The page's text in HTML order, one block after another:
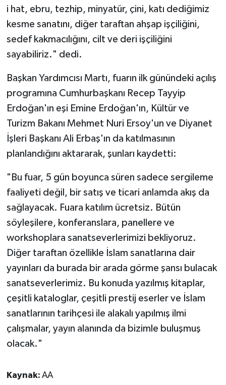
i hat, ebru, tezhip, minyatür, çini, katı dediğimiz
kesme sanatını, diğer taraftan ahşap işçiliğini,
sedef kakmacılığını, cilt ve deri işçiliğini
sayabiliriz." dedi.
Başkan Yardımcısı Martı, fuarın ilk günündeki açılış
programına Cumhurbaşkanı Recep Tayyip
Erdoğan'ın eşi Emine Erdoğan'ın, Kültür ve
Turizm Bakanı Mehmet Nuri Ersoy'un ve Diyanet
İşleri Başkanı Ali Erbaş'ın da katılmasının
planlandığını aktararak, şunları kaydetti:
"Bu fuar, 5 gün boyunca süren sadece sergileme
faaliyeti değil, bir satış ve ticari anlamda akış da
sağlayacak. Fuara katılım ücretsiz. Bütün
söyleşilere, konferanslara, panellere ve
workshoplara sanatseverlerimizi bekliyoruz.
Diğer taraftan özellikle İslam sanatlarına dair
yayınları da burada bir arada görme şansı bulacak
sanatseverlerimiz. Bu konuda yazılmış kitaplar,
çeşitli kataloglar, çeşitli prestij eserler ve İslam
sanatlarının tarihçesi ile alakalı yapılmış ilmi
çalışmalar, yayın alanında da bizimle buluşmuş
olacak."
Kaynak: AA
Malatya Müftülüğü
Manisa Müftülüğü
Mardin Müftülüğü
Mersin Müftülüğü
Muğla Müftülüğü
Muş Müftülüğü
Nevşehir Müftülüğü
Niğde Müftülüğü
Ordu Müftülüğü
Osmaniye Müftülüğü
Sakarya Müftülüğü
Samsun Müftülüğü
Siirt Müftülüğü